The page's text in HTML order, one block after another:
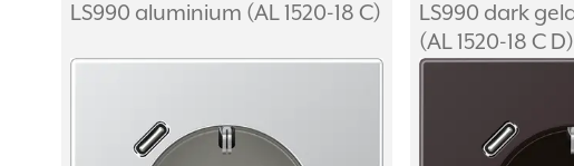
LS990 aluminium (AL 1520-18 C)
LS990 dark
(AL 1520-18 C D)